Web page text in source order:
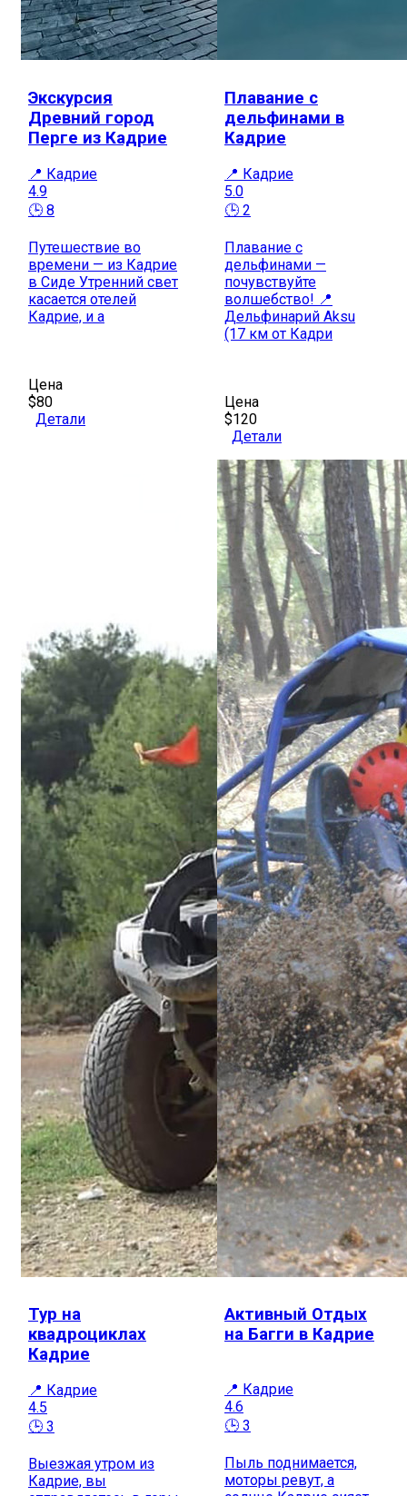
Экскурсия
Древний город
Перге из Кадрие
📍 Кадрие
4.9
🕒 8
Путешествие во
времени — из Кадрие
в Сиде Утренний свет
касается отелей
Кадрие, и а
Цена
$80
Детали
Плавание с
дельфинами в
Кадрие
📍 Кадрие
5.0
🕒 2
Плавание с
дельфинами —
почувствуйте
волшебство! 📍
Дельфинарий Aksu
(17 км от Кадри
Цена
$120
Детали
Тур на
квадроциклах
Кадрие
📍 Кадрие
4.5
🕒 3
Выезжая утром из
Кадрие, вы
Активный Отдых
на Багги в Кадрие
📍 Кадрие
4.6
🕒 3
Пыль поднимается,
моторы ревут, а